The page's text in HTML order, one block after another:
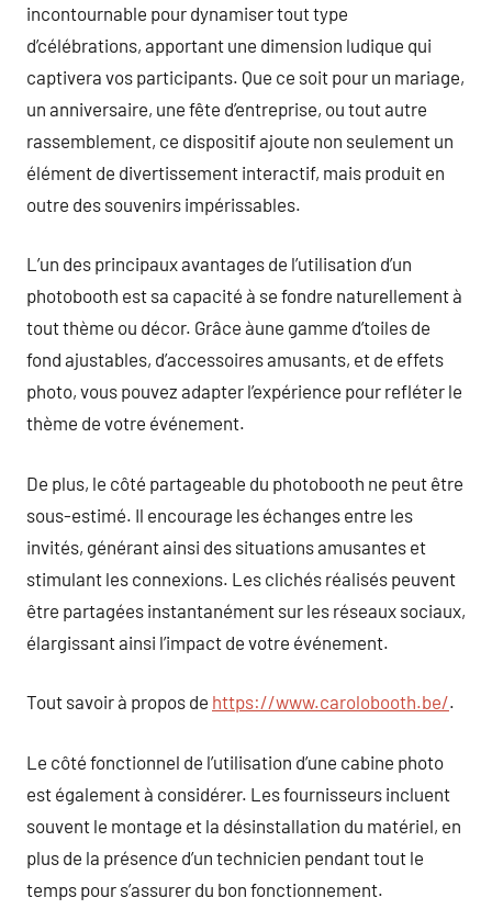
incontournable pour dynamiser tout type
d’célébrations, apportant une dimension ludique qui
captivera vos participants. Que ce soit pour un mariage,
un anniversaire, une fête d’entreprise, ou tout autre
rassemblement, ce dispositif ajoute non seulement un
élément de divertissement interactif, mais produit en
outre des souvenirs impérissables.
L’un des principaux avantages de l’utilisation d’un
photobooth est sa capacité à se fondre naturellement à
tout thème ou décor. Grâce àune gamme d’toiles de
fond ajustables, d’accessoires amusants, et de effets
photo, vous pouvez adapter l’expérience pour refléter le
thème de votre événement.
De plus, le côté partageable du photobooth ne peut être
sous-estimé. Il encourage les échanges entre les
invités, générant ainsi des situations amusantes et
stimulant les connexions. Les clichés réalisés peuvent
être partagées instantanément sur les réseaux sociaux,
élargissant ainsi l’impact de votre événement.
Tout savoir à propos de https://www.carolobooth.be/.
Le côté fonctionnel de l’utilisation d’une cabine photo
est également à considérer. Les fournisseurs incluent
souvent le montage et la désinstallation du matériel, en
plus de la présence d’un technicien pendant tout le
temps pour s’assurer du bon fonctionnement.